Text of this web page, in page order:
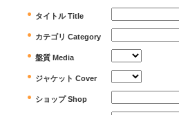
タイトル Title
カテゴリ Category
盤質 Media
ジャケット Cover
ショップ Shop